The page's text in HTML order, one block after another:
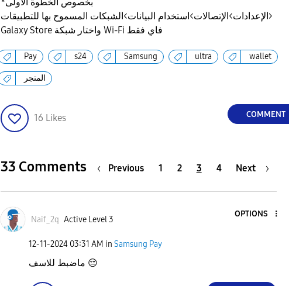
الإعدادات>الإتصالات>استخدام البيانات>الشبكات المسموح بها للتطبيقات>
Galaxy Store واختار شبكة Wi-Fi فاي فقط
Pay s24 Samsung ultra wallet
المتجر
16 Likes COMMENT
33 Comments Previous 1 2 3 4 Next
Naif_2q Active Level 3
OPTIONS
‎12-11-2024 03:31 AM in Samsung Pay
😔